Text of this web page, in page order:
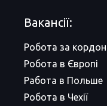
Вакансії:
Робота за
Робота в Європі
Работа в Польше
Робота в Чехії